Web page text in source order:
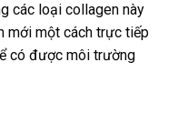
các loại collagen này
mới một cách trực tiếp
có được môi trường